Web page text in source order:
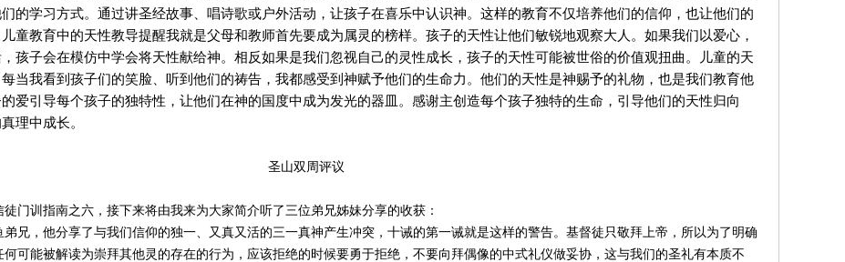
的学习方式。通过讲圣经故事、唱诗歌或户外活动，让孩子在喜乐中认识神。这样的教育不仅培养他们的信仰，也让他们的
童教育中的天性教导提醒我就是父母和教师首先要成为属灵的榜样。孩子的天性让他们敏锐地观察大人。如果我们以爱心，
孩子会在模仿中学会将天性献给神。相反如果是我们忽视自己的灵性成长，孩子的天性可能被世俗的价值观扭曲。儿童的天
当我看到孩子们的笑脸、听到他们的祷告，我都感受到神赋予他们的生命力。他们的天性是神赐予的礼物，也是我们教育他
爱引导每个孩子的独特性，让他们在神的国度中成为发光的器皿。感谢主创造每个孩子独特的生命，引导他们的天性归向
理中成长。
圣山双周评议
门训指南之六，接下来将由我来为大家简介听了三位弟兄姊妹分享的收获：
兄，他分享了与我们信仰的独一、又真又活的三一真神产生冲突，十诫的第一诫就是这样的警告。基督徒只敬拜上帝，所以为了明确
可能被解读为崇拜其他灵的存在的行为，应该拒绝的时候要勇于拒绝，不要向拜偶像的中式礼仪做妥协，这与我们的圣礼有本质不